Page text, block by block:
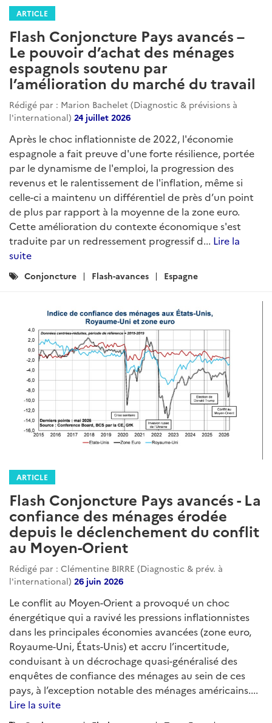
ARTICLE
Flash Conjoncture Pays avancés –
Le pouvoir d’achat des ménages
espagnols soutenu par
l’amélioration du marché du travail
Rédigé par : Marion Bachelet (Diagnostic & prévisions à
l'international) 24 juillet 2026
Après le choc inflationniste de 2022, l'économie
espagnole a fait preuve d'une forte résilience, portée
par le dynamisme de l'emploi, la progression des
revenus et le ralentissement de l'inflation, même si
celle-ci a maintenu un différentiel de près d’un point
de plus par rapport à la moyenne de la zone euro.
Cette amélioration du contexte économique s'est
traduite par un redressement progressif d... Lire la
suite
Catégories
Conjoncture Flash-avances Espagne
ARTICLE
Flash Conjoncture Pays avancés - La
confiance des ménages érodée
depuis le déclenchement du conflit
au Moyen-Orient
Rédigé par : Clémentine BIRRE (Diagnostic & prév. à
l'international) 26 juin 2026
Le conflit au Moyen-Orient a provoqué un choc
énergétique qui a ravivé les pressions inflationnistes
dans les principales économies avancées (zone euro,
Royaume-Uni, États-Unis) et accru l’incertitude,
conduisant à un décrochage quasi-généralisé des
enquêtes de confiance des ménages au sein de ces
pays, à l’exception notable des ménages américains....
Lire la suite